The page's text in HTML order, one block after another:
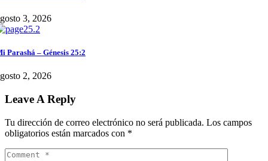
3, 2026
Parashá – Génesis 25:2
2, 2026
Leave A Reply
Tu dirección de correo electrónico no será publicada. Los campos
obligatorios están marcados con *